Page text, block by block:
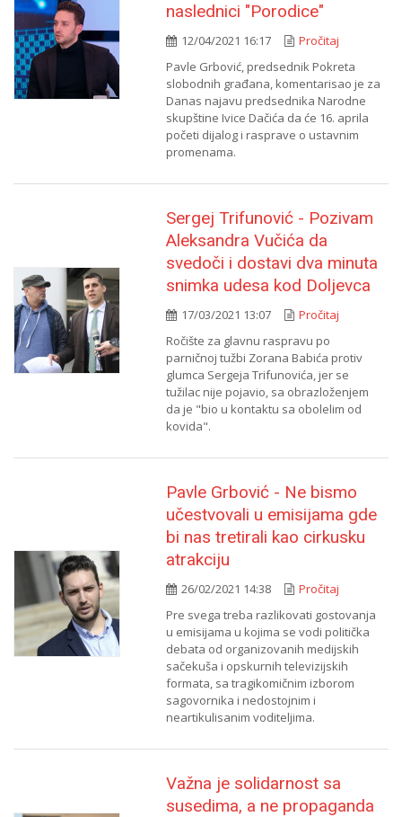
naslednici "Porodice"
12/04/2021 16:17
Pročitaj
Pavle Grbović, predsednik Pokreta
slobodnih građana, komentarisao je za
Danas najavu predsednika Narodne
skupštine Ivice Dačića da će 16. aprila
početi dijalog i rasprave o ustavnim
promenama.
Sergej Trifunović - Pozivam
Aleksandra Vučića da
svedoči i dostavi dva minuta
snimka udesa kod Doljevca
17/03/2021 13:07
Pročitaj
Ročište za glavnu raspravu po
parničnoj tužbi Zorana Babića protiv
glumca Sergeja Trifunovića, jer se
tužilac nije pojavio, sa obrazloženjem
da je "bio u kontaktu sa obolelim od
kovida".
Pavle Grbović - Ne bismo
učestvovali u emisijama gde
bi nas tretirali kao cirkusku
atrakciju
26/02/2021 14:38
Pročitaj
Pre svega treba razlikovati gostovanja
u emisijama u kojima se vodi politička
debata od organizovanih medijskih
sačekuša i opskurnih televizijskih
formata, sa tragikomičnim izborom
sagovornika i nedostojnim i
neartikulisanim voditeljima.
Važna je solidarnost sa
susedima, a ne propaganda